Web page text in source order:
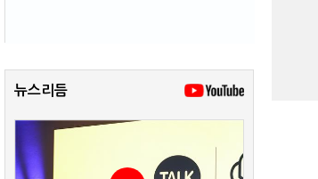
뉴스리듬